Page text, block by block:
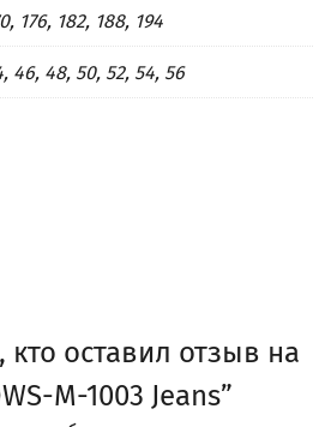
176, 182, 188, 194
46, 48, 50, 52, 54, 56
оставил отзыв на
M-1003 Jeans”